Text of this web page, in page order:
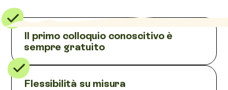
Il primo colloquio conoscitivo è
sempre gratuito
Flessibilità su misura